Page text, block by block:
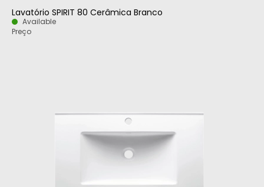
Lavatório SPIRIT 80 Cerâmica Branco
Available
Preço